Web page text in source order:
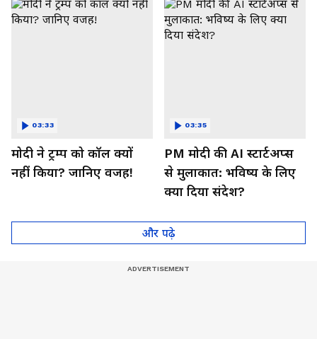
मोदी ने ट्रम्प को कॉल क्यों
नहीं किया? जानिए वजह!
03:33
PM मोदी की AI स्टार्टअप्स
से मुलाकात: भविष्य के लिए
क्या दिया संदेश?
03:35
और पढ़े